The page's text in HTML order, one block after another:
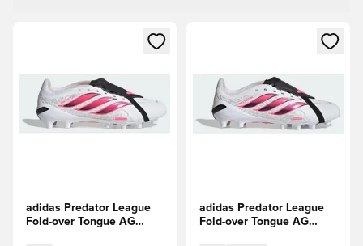
Öffnet ein Fenster zum Anmelden oder Registrieren als
adidas Predator League
Fold-over Tongue AG
Öffnet ein Fenster zum
adidas Predator League
Fold-over Tongue AG